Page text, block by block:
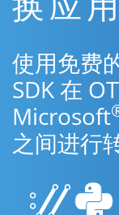
使用免费
SDK 在
Microsoft
之间进行